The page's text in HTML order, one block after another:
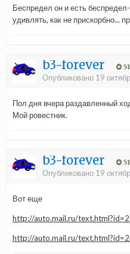
Беспредел он и есть
удивлять, как не прискорбно...
b3-forever
Опубликовано 19
Пол дня вчера раздавленный
Мой ровестник.
b3-forever
Опубликовано 19
Вот еще
http://auto.mail.ru/
http://auto.mail.ru/